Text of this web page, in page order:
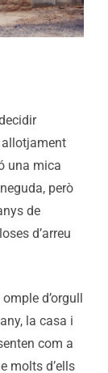
una mica
però
de
d’arreu
d’orgull
la casa i
com a
molts d’ells